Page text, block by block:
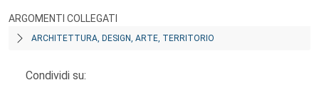
ARGOMENTI COLLEGATI
ARCHITETTURA, DESIGN, ARTE, TERRITORIO
Condividi su: